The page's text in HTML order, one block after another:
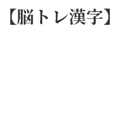
脳トレ漢字】